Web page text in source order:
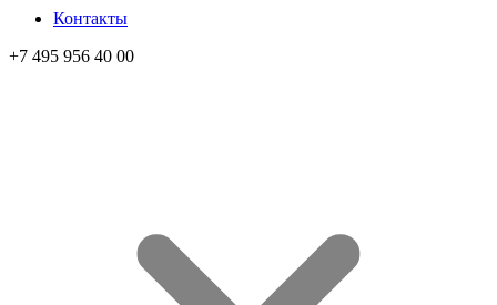
Контакты
+7 495 956 40 00